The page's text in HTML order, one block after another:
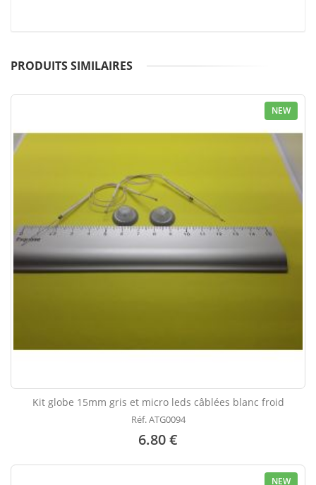
PRODUITS SIMILAIRES
NEW
Kit globe 15mm gris et micro leds câblées blanc froid
Réf. ATG0094
6.80 €
NEW